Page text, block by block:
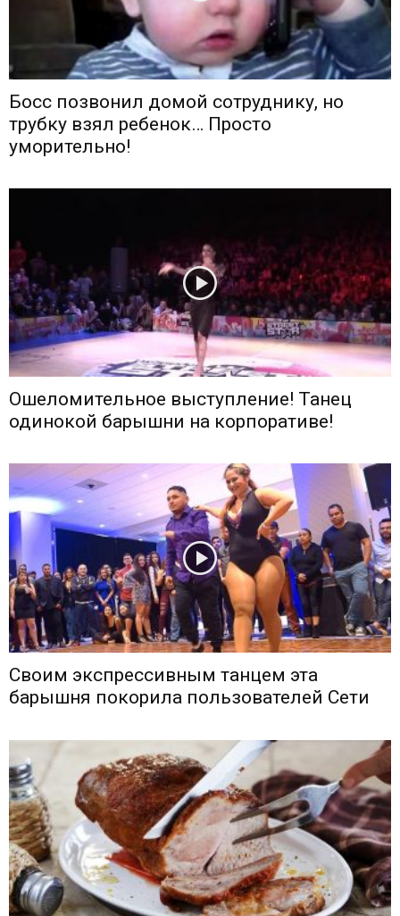
Босс позвонил домой сотруднику, но
трубку взял ребенок… Просто
уморительно!
Ошеломительное выступление! Танец
одинокой барышни на корпоративе!
Своим экспрессивным танцем эта
барышня покорила пользователей Сети